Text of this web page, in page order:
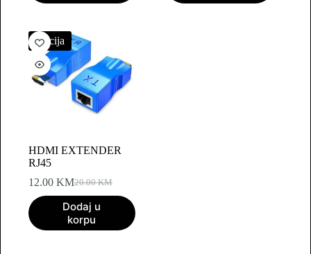
Akcija
HDMI EXTENDER
RJ45
20.00KM
Original
price
was:
20.00 KM.
12.00 KMCurrent
price
is:
12.00 KM.
Dodaj u
korpu